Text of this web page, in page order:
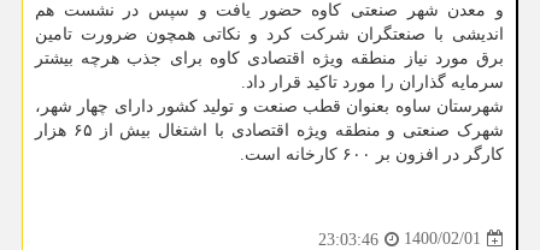
و معدن شهر صنعتی کاوه حضور یافت و سپس در نشست هم
اندیشی با صنعتگران شرکت کرد و نکاتی همچون ضرورت تامین
برق مورد نیاز منطقه ویژه اقتصادی کاوه برای جذب هرچه بیشتر
سرمایه گذاران را مورد تاکید قرار داد.
شهرستان ساوه بعنوان قطب صنعت و تولید کشور دارای چهار شهر،
شهرک صنعتی و منطقه ویژه اقتصادی با اشتغال بیش از ۶۵ هزار
کارگر در افزون بر ۶۰۰ کارخانه است.
1400/02/01
23:03:46